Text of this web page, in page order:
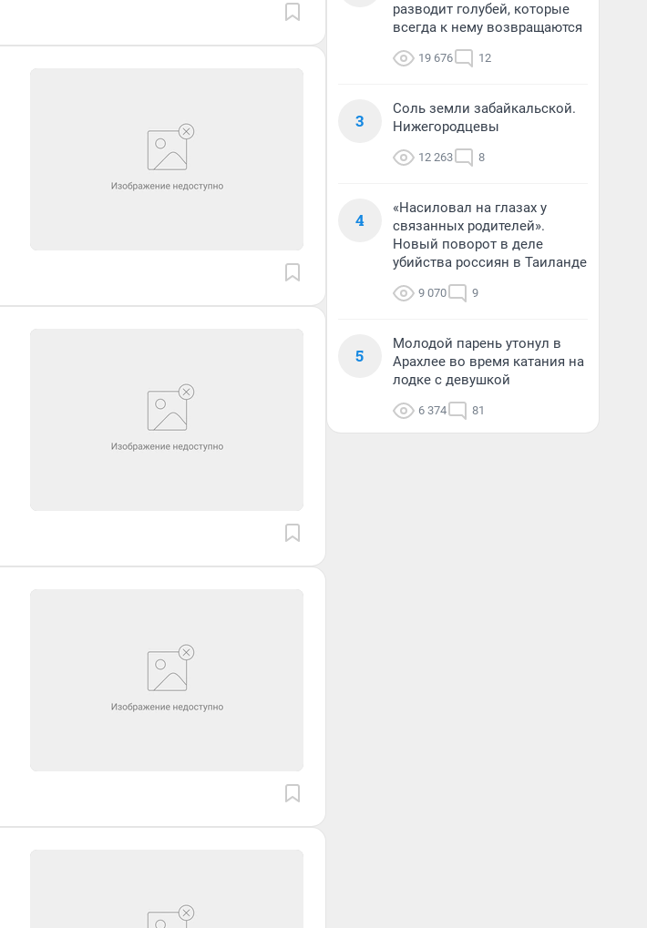
разводит голубей, которые
всегда к нему возвращаются
19 676 12
3
Соль земли забайкальской.
Нижегородцевы
12 263 8
4
«Насиловал на глазах у
связанных родителей».
Новый поворот в деле
убийства россиян в Таиланде
9 070 9
5
Молодой парень утонул в
Арахлее во время катания на
лодке с девушкой
6 374 81